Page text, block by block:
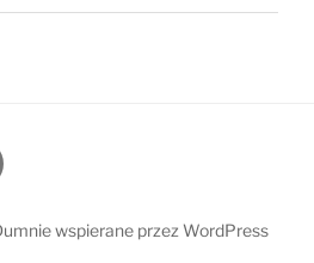
wspierane przez WordPress